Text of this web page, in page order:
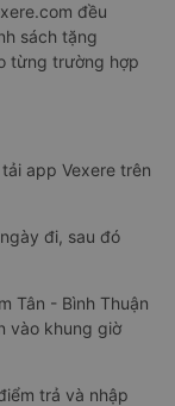
đều
sách tặng
từng trường hợp
app Vexere trên
đi, sau đó
Tân - Bình Thuận
vào khung giờ
trả và nhập